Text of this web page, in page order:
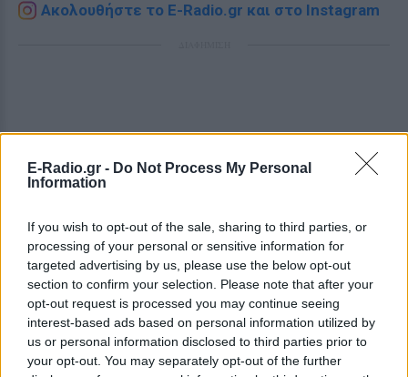
E-Radio.gr - Do Not Process My Personal
Information
If you wish to opt-out of the sale, sharing to third parties, or
processing of your personal or sensitive information for
targeted advertising by us, please use the below opt-out
section to confirm your selection. Please note that after your
opt-out request is processed you may continue seeing
interest-based ads based on personal information utilized by
us or personal information disclosed to third parties prior to
your opt-out. You may separately opt-out of the further
Ακολουθήστε το E-Radio.gr και στο Instagram